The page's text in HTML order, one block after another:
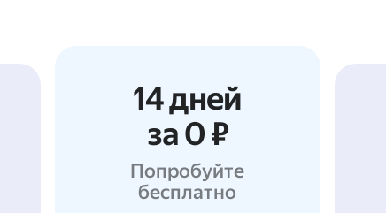
14 дней
за 0 ₽
Попробуйте
бесплатно